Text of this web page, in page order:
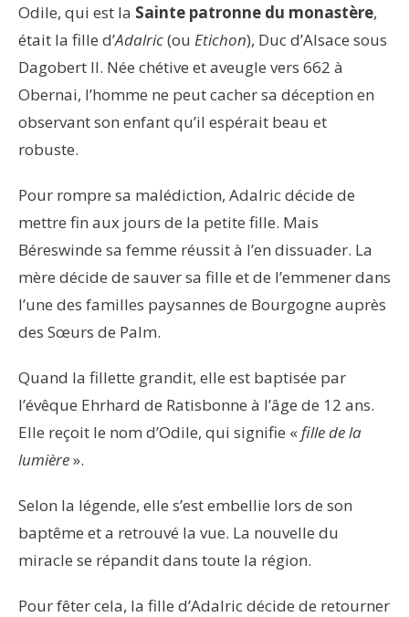
Odile, qui est la Sainte patronne du monastère,
était la fille d’Adalric(ou Etichon), Duc d’Alsace sous
Dagobert II. Née chétive et aveugle vers 662 à
Obernai, l’homme ne peut cacher sa déception en
observant son enfant qu’il espérait beau et
robuste.
Pour rompre sa malédiction, Adalric décide de
mettre fin aux jours de la petite fille. Mais
Béreswinde sa femme réussit à l’en dissuader. La
mère décide de sauver sa fille et de l’emmener dans
l’une des familles paysannes de Bourgogne auprès
des Sœurs de Palm.
Quand la fillette grandit, elle est baptisée par
l’évêque Ehrhard de Ratisbonne à l’âge de 12 ans.
Elle reçoit le nom d’Odile, qui signifie « fille de la
lumière».
Selon la légende, elle s’est embellie lors de son
baptême et a retrouvé la vue. La nouvelle du
miracle se répandit dans toute la région.
Pour fêter cela, la fille d’Adalric décide de retourner